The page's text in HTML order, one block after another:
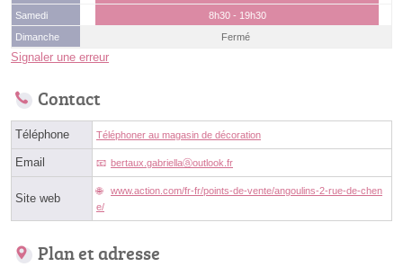
Samedi
8h30 - 19h30
Dimanche
Fermé
Signaler une erreur
Contact
Téléphone Téléphoner au magasin de décoration
Email bertaux.gabriellaⓐoutlook.fr
Site web
www.action.com/fr-fr/points-de-vente/angoulins-2-rue-de-chen
e/
Plan et adresse